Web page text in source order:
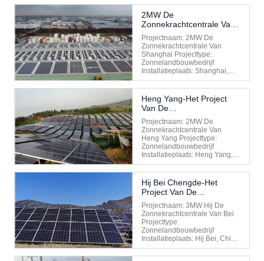
2MW De
Zonnekrachtcentrale Van
Shanghai
Projectnaam: 2MW De
Zonnekrachtcentrale Van
Shanghai Projecttype:
Zonnelandbouwbedrijf
Installatieplaats: Shanghai,
China Installatiedatum: 2020
Heng Yang-Het Project
Van De
Armoedevermindering
Projectnaam: 2MW De
Zonnekrachtcentrale Van
Heng Yang Projecttype:
Zonnelandbouwbedrijf
Installatieplaats: Heng Yang,
China Installatiedatum: 2019
Hij Bei Chengde-Het
Project Van De
Armoedevermindering
Projectnaam: 3MW Hij De
Zonnekrachtcentrale Van Bei
Projecttype:
Zonnelandbouwbedrijf
Installatieplaats: Hij Bei, China
Installatiedatum: 2020